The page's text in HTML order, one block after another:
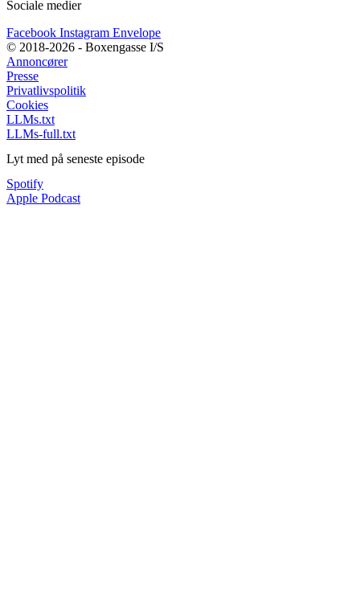
Sociale medier
Facebook Instagram Envelope
© 2018-2026 - Boxengasse I/S
Annoncører
Presse
Privatlivspolitik
Cookies
LLMs.txt
LLMs-full.txt
Lyt med på seneste episode
Spotify
Apple Podcast